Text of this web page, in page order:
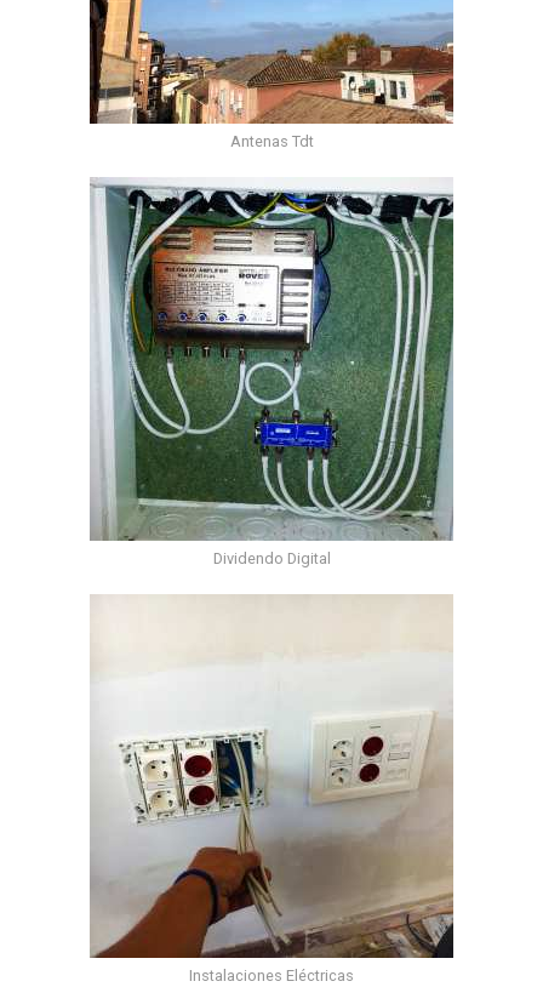
Antenas Tdt
Dividendo Digital
Instalaciones Eléctricas